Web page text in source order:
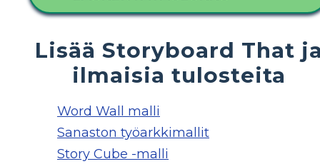
Lisää Storyboard That
ilmaisia ​​tulosteita
Word Wall malli
Sanaston työarkkimallit
Story Cube -malli